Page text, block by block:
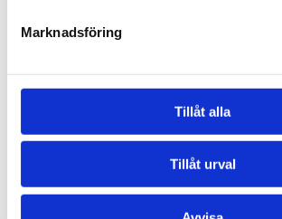
Marknadsföring
Tillåt alla
Tillåt urval
processer och beslut. Vi tar ansvar för
kunder, leverantörer,
Vi åtar oss att ständigt förbättra vår